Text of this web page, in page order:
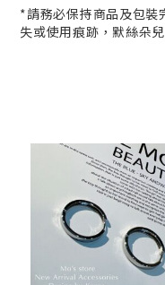
*請務必保持商品及包裝
失或使用痕跡，默絲朵